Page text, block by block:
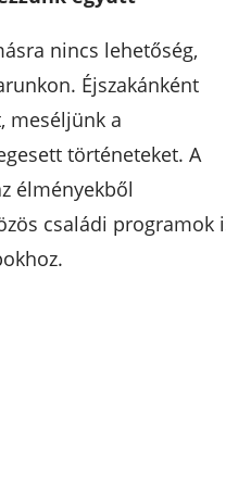
nincs lehetőség,
Éjszakánként
meséljünk a
történeteket. A
élményekből
családi programok